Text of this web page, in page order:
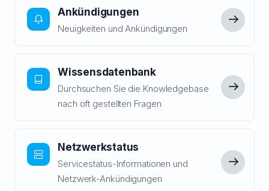
Ankündigungen
Neuigkeiten und Ankündigungen
Wissensdatenbank
Durchsuchen Sie die Knowledgebase
nach oft gestellten Fragen
Netzwerkstatus
Servicestatus-Informationen und
Netzwerk-Ankündigungen